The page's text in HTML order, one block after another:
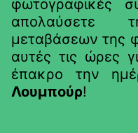
φωτογραφικές
απολαύσετε
μεταβάσεων της
αυτές τις ώρες
έπακρο την
Λουμπούρ!